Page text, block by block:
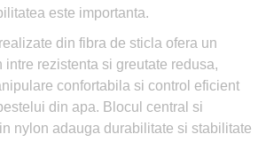
este importanta.
din fibra de sticla ofera un
intre rezistenta si greutate redusa,
confortabila si control eficient
din apa. Blocul central si
nylon adauga durabilitate si stabilitate